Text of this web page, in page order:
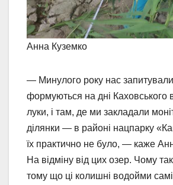
Анна Куземко
— Минулого року нас
формуються на дні Каховського
луки, і там, де ми закладали
ділянки — в районі нацпарку
їх практично не було, — каже
На відміну від цих озер. Чому
тому що ці колишні водойми самі